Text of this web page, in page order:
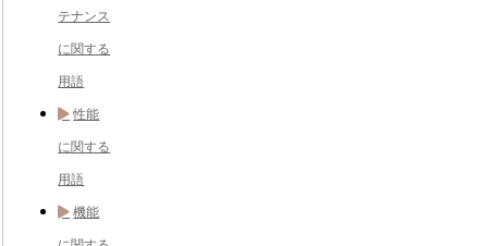
テナンス
に関する
用語
性能
に関する
用語
機能